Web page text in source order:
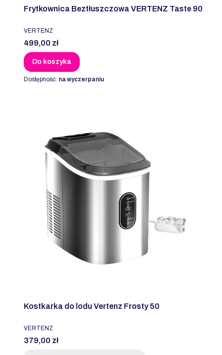
Frytkownica Beztłuszczowa VERTENZ Taste 90
PRODUCENT
VERTENZ
Cena
499,00 zł
Do koszyka
Dostępność: na wyczerpaniu
Kostkarka do lodu Vertenz Frosty 50
PRODUCENT
VERTENZ
Cena
379,00 zł